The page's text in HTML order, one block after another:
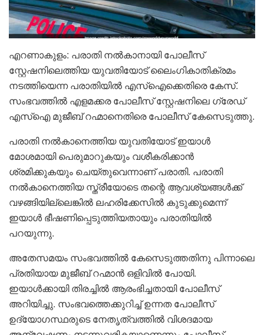
എറണാകുളം: പരാതി നൽകാനായി പോലീസ്
സ്റ്റേഷനിലെത്തിയ യുവതിയോട് ലൈംഗികാതിക്രമം
നടത്തിയെന്ന പരാതിയിൽ എസ്ഐക്കെതിരെ കേസ്.
സംഭവത്തിൽ എളമക്കര പോലീസ് സ്റ്റേഷനിലെ ഗ്രേഡ്
എസ്ഐ മുജീബ് റഹ്മാനെതിരെ പോലീസ് കേസെടുത്തു.
പരാതി നൽകാനെത്തിയ യുവതിയോട് ഇയാൾ
മോശമായി പെരുമാറുകയും വശീകരിക്കാൻ
ശ്രമിക്കുകയും ചെയ്തുവെന്നാണ് പരാതി. പരാതി
നൽകാനെത്തിയ സ്ത്രീയോടെ തന്റെ ആവശ്യങ്ങൾക്ക്
വഴങ്ങിയില്ലെങ്കിൽ ലഹരിക്കേസിൽ കുടുക്കുമെന്ന്
ഇയാൾ ഭീഷണിപ്പെടുത്തിയതായും പരാതിയിൽ
പറയുന്നു.
അതേസമയം സംഭവത്തിൽ കേസെടുത്തതിനു പിന്നാലെ
പ്രതിയായ മുജീബ് റഹ്മാൻ ഒളിവിൽ പോയി.
ഇയാൾക്കായി തിരച്ചിൽ ആരംഭിച്ചതായി പോലീസ്
അറിയിച്ചു. സംഭവത്തെക്കുറിച്ച് ഉന്നത പോലീസ്
ഉദ്യോഗസ്ഥരുടെ നേതൃത്വത്തിൽ വിശദമായ